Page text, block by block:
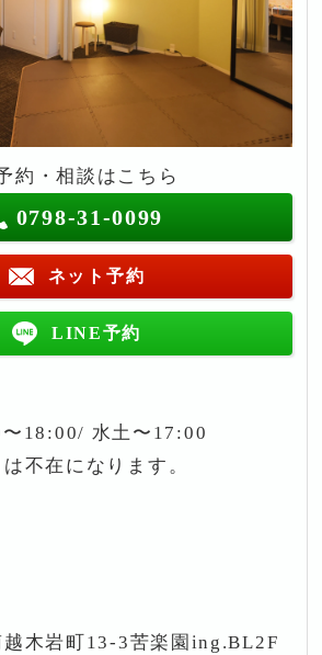
約・相談はこちら
0798-31-0099
ネット予約
LINE予約
18:00/ 水土〜17:00
不在になります。
木岩町13-3苦楽園ing.BL2F